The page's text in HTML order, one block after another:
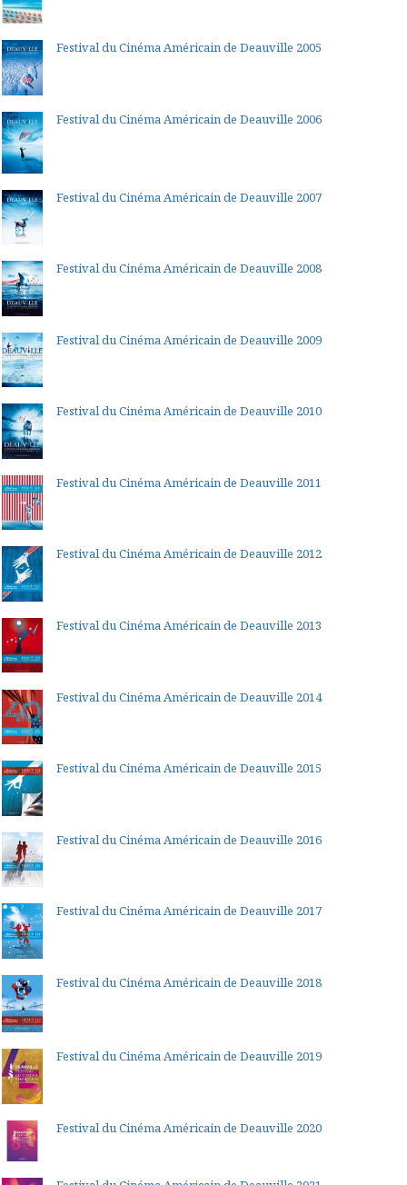
Festival du Cinéma Américain de Deauville 2005
Festival du Cinéma Américain de Deauville 2006
Festival du Cinéma Américain de Deauville 2007
Festival du Cinéma Américain de Deauville 2008
Festival du Cinéma Américain de Deauville 2009
Festival du Cinéma Américain de Deauville 2010
Festival du Cinéma Américain de Deauville 2011
Festival du Cinéma Américain de Deauville 2012
Festival du Cinéma Américain de Deauville 2013
Festival du Cinéma Américain de Deauville 2014
Festival du Cinéma Américain de Deauville 2015
Festival du Cinéma Américain de Deauville 2016
Festival du Cinéma Américain de Deauville 2017
Festival du Cinéma Américain de Deauville 2018
Festival du Cinéma Américain de Deauville 2019
Festival du Cinéma Américain de Deauville 2020